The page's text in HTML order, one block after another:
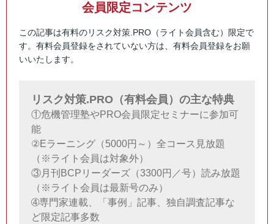
会員限定コンテンツ
この記事は有料のリスク対策.PRO（ライト会員含む）限定で
す。有料会員登録をされていない方は、有料会員登録をお願
いいたします。
リスク対策.PRO（有料会員）の主な特典
①危機管理塾やPRO会員限定セミナーに参加可
能
②Eラーニング（5000円～）全コース見放題
（※ライト会員は対象外）
③月刊BCPリーダーズ（3300円／号）読み放題
（※ライト会員は最新号のみ）
➃専門家連載、「事例」記事、独自調査記事な
ど限定記事多数